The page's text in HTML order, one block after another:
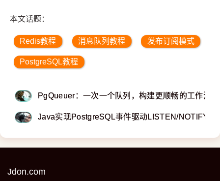
本文话题：
Redis教程 消息队列教程 发布订阅模式
PostgreSQL教程
PgQueuer：一次一个队列，构建更顺畅的工作流程
Java实现PostgreSQL事件驱动LISTEN/NOTIFY支
Jdon.com